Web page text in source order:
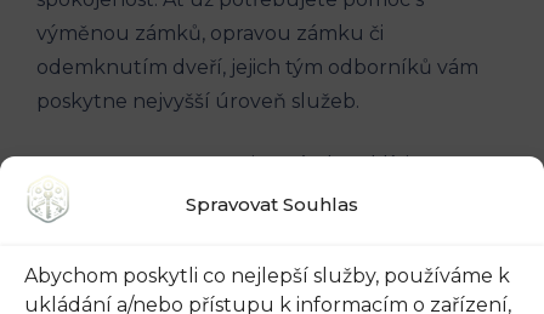
Spravovat Souhlas
Abychom poskytli co nejlepší služby, používáme k
ukládání a/nebo přístupu k informacím o zařízení,
výměnou zámků, opravou zámku či
odemknutím dveří, jejich tým odborníků vám
poskytne nejvyšší úroveň služeb.
spolehněte se na Nonstop Zámečnickou
službami a neustálou dostupností můžete být
klidní a věnovat se tomu, co je pro vás skutečně